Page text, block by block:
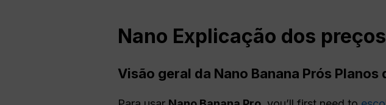
Nano Explicação dos
Visão geral da Nano Banana Prós Planos